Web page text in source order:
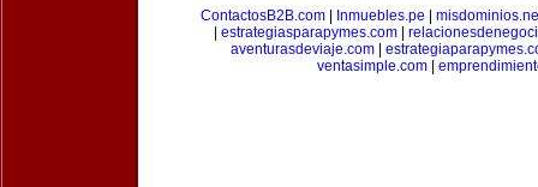
ContactosB2B.com
Inmuebles.pe
estrategiasparapymes.com
aventurasdeviaje.com|
ventasimple.com|